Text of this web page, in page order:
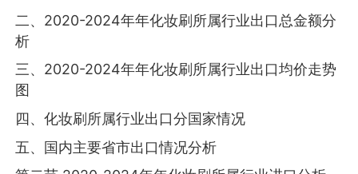
二、2020-2024年年化妆刷所属行业出口总金额分
析
三、2020-2024年年化妆刷所属行业出口均价走势
图
四、化妆刷所属行业出口分国家情况
五、国内主要省市出口情况分析